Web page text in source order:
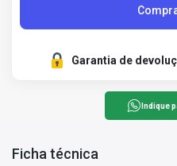
Garantia de
Indique
Ficha técnica